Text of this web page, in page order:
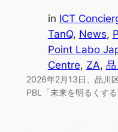
in ICT
TanQ, News,
Point Labo
Centre, ZA, 品
2026年2月13日、品川
PBL「未来を明るくす